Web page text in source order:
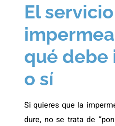
El
qué debe
o sí
Si quieres que la
dure, no se trata de